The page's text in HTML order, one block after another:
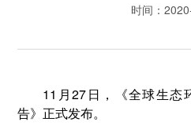
时间：
11月27日，《全球生态
告》正式发布。